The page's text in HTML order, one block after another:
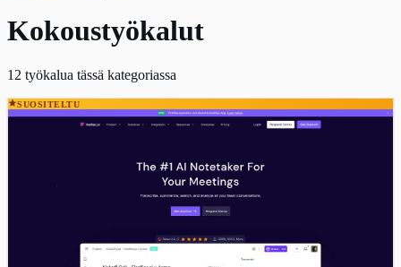
Kokoustyökalut
12 työkalua tässä kategoriassa
SUOSITELTU